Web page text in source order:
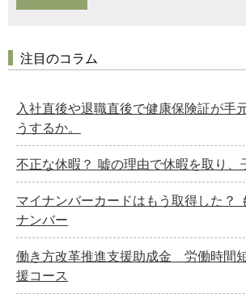
注目のコラム
入社直後や退職直後で健康保険証が手
うするか。
不正な休暇？ 嘘の理由で休暇を取り、
マイナンバーカードはもう取得した？
ナンバー
働き方改革推進支援助成金 労働時間
援コース